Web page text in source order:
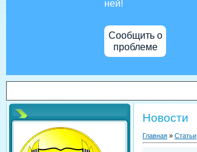
ней!
Сообщить о
проблеме
Новости
Главная » Статьи